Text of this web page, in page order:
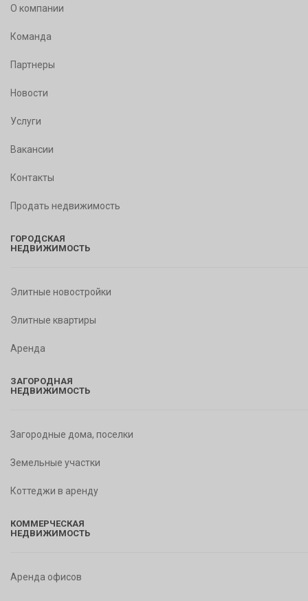
О компании
Команда
Партнеры
Новости
Услуги
Вакансии
Контакты
Продать недвижимость
ГОРОДСКАЯ
НЕДВИЖИМОСТЬ
Элитные новостройки
Элитные квартиры
Аренда
ЗАГОРОДНАЯ
НЕДВИЖИМОСТЬ
Загородные дома, поселки
Земельные участки
Коттеджи в аренду
КОММЕРЧЕСКАЯ
НЕДВИЖИМОСТЬ
Аренда офисов